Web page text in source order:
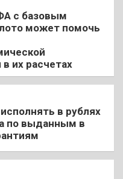
с базовым
может помочь
их расчетах
в рублях
по выданным в